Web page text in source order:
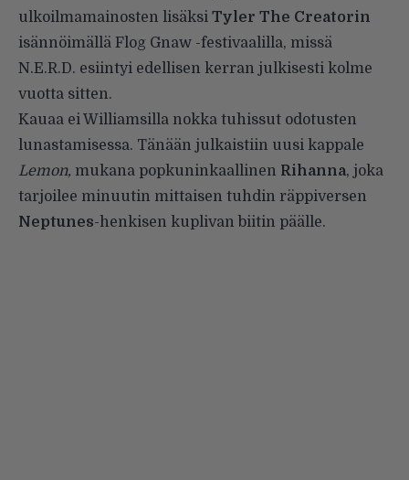
ulkoilmamainosten lisäksi Tyler The Creatorin
isännöimällä Flog Gnaw -festivaalilla, missä
N.E.R.D. esiintyi edellisen kerran julkisesti kolme
vuotta sitten.
Kauaa ei Williamsilla nokka tuhissut odotusten
lunastamisessa. Tänään julkaistiin uusi kappale
Lemon, mukana popkuninkaallinen Rihanna, joka
tarjoilee minuutin mittaisen tuhdin räppiversen
Neptunes-henkisen kuplivan biitin päälle.